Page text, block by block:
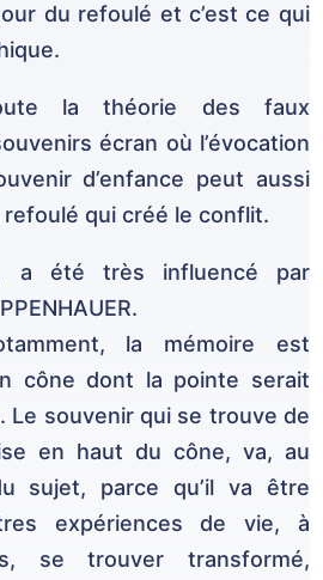
du refoulé et c’est ce qui
la théorie des faux
écran où l’évocation
d’enfance peut aussi
qui créé le conflit.
a été très influencé par
la mémoire est
cône dont la pointe serait
Le souvenir qui se trouve de
en haut du cône, va, au
sujet, parce qu’il va être
expériences de vie, à
se trouver transformé,